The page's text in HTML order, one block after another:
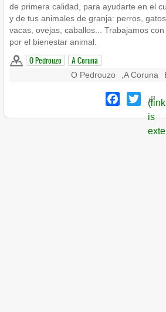
de primera calidad, para ayudarte en el
y de tus animales de granja: perros,
vacas, ovejas, caballos... Trabajamos
por el bienestar animal.
O Pedrouzo A Coruna
O Pedrouzo A Coruna
Facebook
Twitter
(link
is